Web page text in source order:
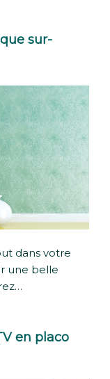
sur-
dans votre
une belle
en placo